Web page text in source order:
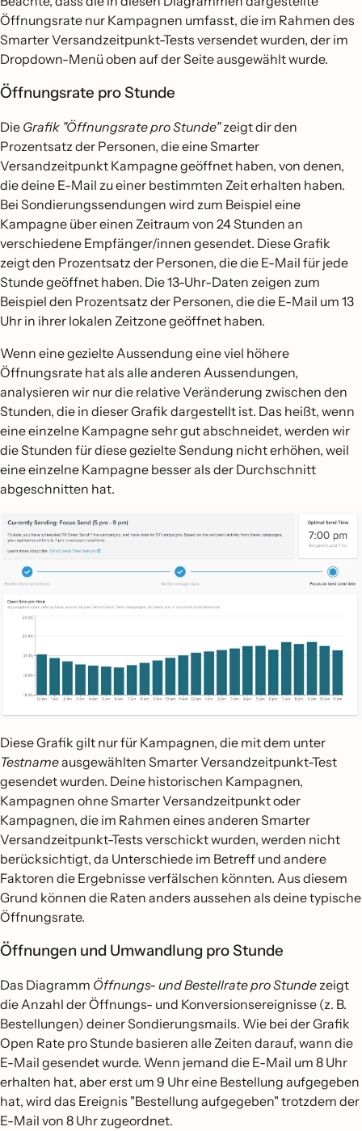
Öffnungsrate nur Kampagnen umfasst, die im Rahmen des
Smarter Versandzeitpunkt-Tests versendet wurden, der im
Dropdown-Menü oben auf der Seite ausgewählt wurde.
Öffnungsrate pro Stunde
Die Grafik "Öffnungsrate pro Stunde"zeigt dir den
Prozentsatz der Personen, die eine Smarter
Versandzeitpunkt Kampagne geöffnet haben, von denen,
die deine E-Mail zu einer bestimmten Zeit erhalten haben.
Bei Sondierungssendungen wird zum Beispiel eine
Kampagne über einen Zeitraum von 24 Stunden an
verschiedene Empfänger/innen gesendet. Diese Grafik
zeigt den Prozentsatz der Personen, die die E-Mail für jede
Stunde geöffnet haben. Die 13-Uhr-Daten zeigen zum
Beispiel den Prozentsatz der Personen, die die E-Mail um 13
Uhr in ihrer lokalen Zeitzone geöffnet haben.
Wenn eine gezielte Aussendung eine viel höhere
Öffnungsrate hat als alle anderen Aussendungen,
analysieren wir nur die relative Veränderung zwischen den
Stunden, die in dieser Grafik dargestellt ist. Das heißt, wenn
eine einzelne Kampagne sehr gut abschneidet, werden wir
die Stunden für diese gezielte Sendung nicht erhöhen, weil
eine einzelne Kampagne besser als der Durchschnitt
abgeschnitten hat.
Diese Grafik gilt nur für Kampagnen, die mit dem unter
Testnameausgewählten Smarter Versandzeitpunkt-Test
gesendet wurden. Deine historischen Kampagnen,
Kampagnen ohne Smarter Versandzeitpunkt oder
Kampagnen, die im Rahmen eines anderen Smarter
Versandzeitpunkt-Tests verschickt wurden, werden nicht
berücksichtigt, da Unterschiede im Betreff und andere
Faktoren die Ergebnisse verfälschen könnten. Aus diesem
Grund können die Raten anders aussehen als deine typische
Öffnungsrate.
Öffnungen und Umwandlung pro Stunde
Das Diagramm Öffnungs- und Bestellrate pro Stundezeigt
die Anzahl der Öffnungs- und Konversionsereignisse (z. B.
Bestellungen) deiner Sondierungsmails. Wie bei der Grafik
Open Rate pro Stunde basieren alle Zeiten darauf, wann die
E-Mail gesendet wurde. Wenn jemand die E-Mail um 8 Uhr
erhalten hat, aber erst um 9 Uhr eine Bestellung aufgegeben
hat, wird das Ereignis "Bestellung aufgegeben" trotzdem der
E-Mail von 8 Uhr zugeordnet.